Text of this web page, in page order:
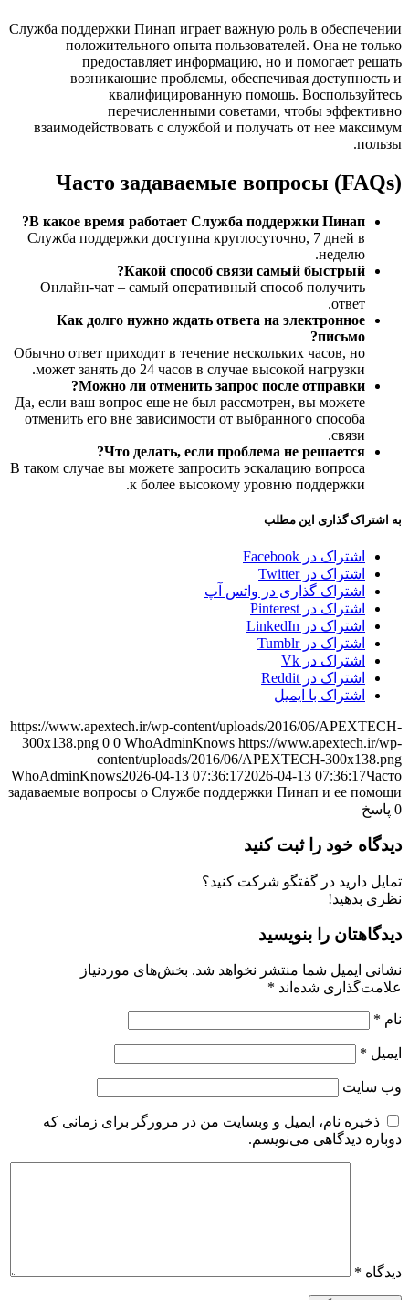
Служба поддержки Пинап играет важную роль в обеспечении
положительного опыта пользователей. Она не только
предоставляет информацию, но и помогает решать
возникающие проблемы, обеспечивая доступность и
квалифицированную помощь. Воспользуйтесь
перечисленными советами, чтобы эффективно
взаимодействовать с службой и получать от нее максимум
пользы.
Часто задаваемые вопросы (FAQs)
В какое время работает Служба поддержки Пинап?
Служба поддержки доступна круглосуточно, 7 дней в
неделю.
Какой способ связи самый быстрый?
Онлайн-чат – самый оперативный способ получить
ответ.
Как долго нужно ждать ответа на электронное
письмо?
Обычно ответ приходит в течение нескольких часов, но
может занять до 24 часов в случае высокой нагрузки.
Можно ли отменить запрос после отправки?
Да, если ваш вопрос еще не был рассмотрен, вы можете
отменить его вне зависимости от выбранного способа
связи.
Что делать, если проблема не решается?
В таком случае вы можете запросить эскалацию вопроса
к более высокому уровню поддержки.
به اشتراک گذاری این مطلب
اشتراک در Facebook
اشتراک در Twitter
اشتراک گذاری در واتس آپ
اشتراک در Pinterest
اشتراک در LinkedIn
اشتراک در Tumblr
اشتراک در Vk
اشتراک در Reddit
اشتراک با ایمیل
https://www.apextech.ir/wp-content/uploads/2016/06/APEXTECH-
300x138.png 0 0 WhoAdminKnows https://www.apextech.ir/wp-
content/uploads/2016/06/APEXTECH-300x138.png
WhoAdminKnows2026-04-13 07:36:172026-04-13 07:36:17Часто
задаваемые вопросы о Службе поддержки Пинап и ее помощи
0 پاسخ
دیدگاه خود را ثبت کنید
تمایل دارید در گفتگو شرکت کنید؟
نظری بدهید!
دیدگاهتان را بنویسید
نشانی ایمیل شما منتشر نخواهد شد. بخش‌های موردنیاز
علامت‌گذاری شده‌اند *
نام *
ایمیل *
وب‌ سایت
ذخیره نام، ایمیل و وبسایت من در مرورگر برای زمانی که
دوباره دیدگاهی می‌نویسم.
دیدگاه *